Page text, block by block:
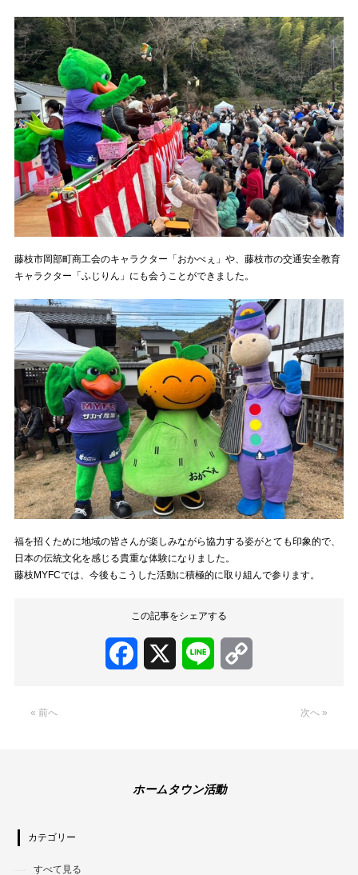
藤枝市岡部町商工会のキャラクター「おかべぇ」や、藤枝市の交通安全教育
キャラクター「ふじりん」にも会うことができました。
福を招くために地域の皆さんが楽しみながら協力する姿がとても印象的で、
日本の伝統文化を感じる貴重な体験になりました。
藤枝MYFCでは、今後もこうした活動に積極的に取り組んで参ります。
この記事をシェアする
Facebook Line
« 前へ 次へ »
ホームタウン活動
カテゴリー
すべて見る